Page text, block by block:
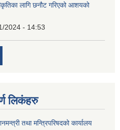
लागि छनौट गरिएको आशयको
2024 - 14:53
लिकंहरु
तथा मन्त्रिपरिषदको कार्यालय